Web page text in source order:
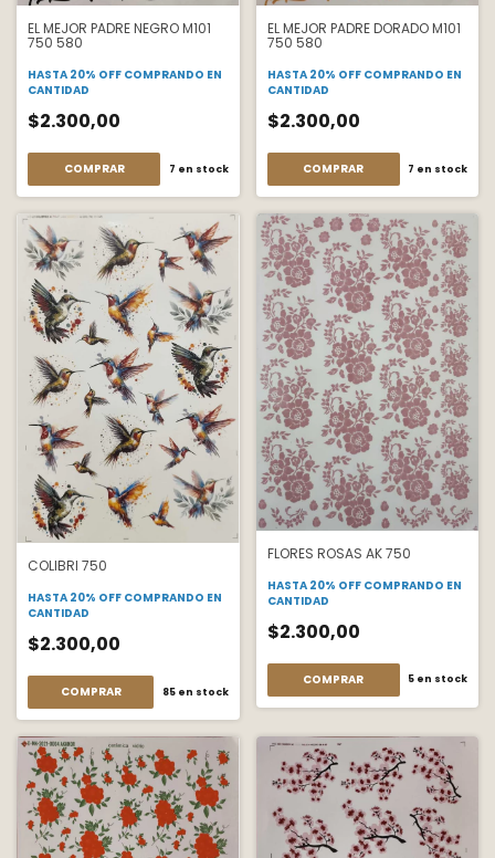
EL MEJOR PADRE NEGRO M101
750 580
HASTA 20% OFF COMPRANDO EN
CANTIDAD
$2.300,00
COMPRAR 7 en stock
EL MEJOR PADRE DORADO M101
750 580
HASTA 20% OFF COMPRANDO EN
CANTIDAD
$2.300,00
COMPRAR 7 en stock
COLIBRI 750
HASTA 20% OFF COMPRANDO EN
CANTIDAD
$2.300,00
COMPRAR 85en stock
FLORES ROSAS AK 750
HASTA 20% OFF COMPRANDO EN
CANTIDAD
$2.300,00
COMPRAR 5 en stock